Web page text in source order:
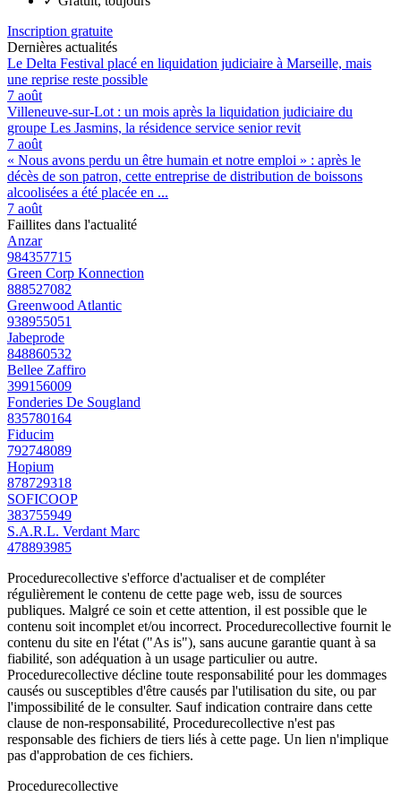
Inscription gratuite
Dernières actualités
Le Delta Festival placé en liquidation judiciaire à Marseille, mais
une reprise reste possible
7 août
Villeneuve-sur-Lot : un mois après la liquidation judiciaire du
groupe Les Jasmins, la résidence service senior revit
7 août
« Nous avons perdu un être humain et notre emploi » : après le
décès de son patron, cette entreprise de distribution de boissons
alcoolisées a été placée en ...
7 août
Faillites dans l'actualité
Anzar
984357715
Green Corp Konnection
888527082
Greenwood Atlantic
938955051
Jabeprode
848860532
Bellee Zaffiro
399156009
Fonderies De Sougland
835780164
Fiducim
792748089
Hopium
878729318
SOFICOOP
383755949
S.A.R.L. Verdant Marc
478893985
Procedurecollective s'efforce d'actualiser et de compléter
régulièrement le contenu de cette page web, issu de sources
publiques. Malgré ce soin et cette attention, il est possible que le
contenu soit incomplet et/ou incorrect. Procedurecollective fournit le
contenu du site en l'état ("As is"), sans aucune garantie quant à sa
fiabilité, son adéquation à un usage particulier ou autre.
Procedurecollective décline toute responsabilité pour les dommages
causés ou susceptibles d'être causés par l'utilisation du site, ou par
l'impossibilité de le consulter. Sauf indication contraire dans cette
clause de non-responsabilité, Procedurecollective n'est pas
responsable des fichiers de tiers liés à cette page. Un lien n'implique
pas d'approbation de ces fichiers.
Procedurecollective